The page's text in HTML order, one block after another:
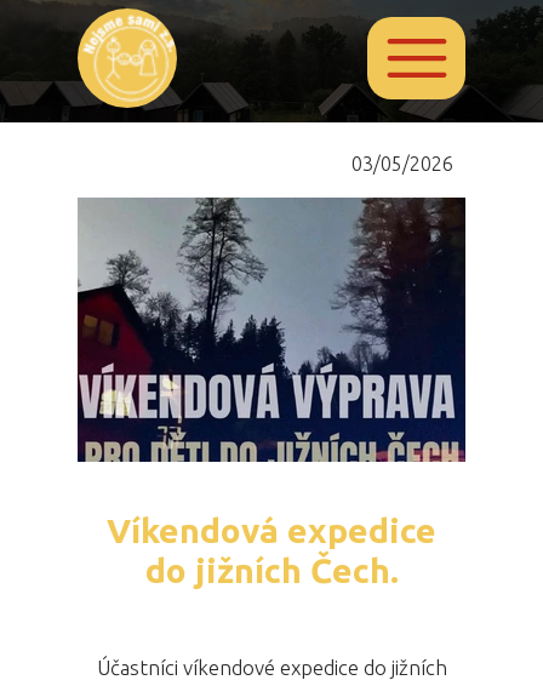
03/05/2026
Víkendová expedice
do jižních Čech.
Účastníci víkendové expedice do jižních